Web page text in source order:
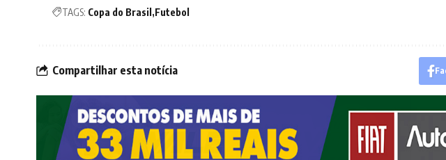
TAGS: Copa do Brasil Futebol
Compartilhar esta notícia